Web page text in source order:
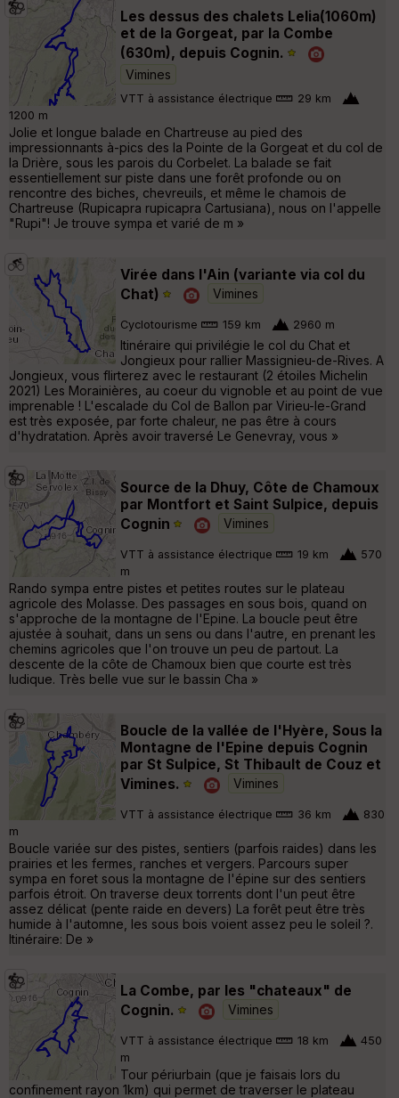
Les dessus des chalets Lelia(1060m)
et de la Gorgeat, par la Combe
(630m), depuis Cognin.
Vimines
VTT à assistance électrique
29 km
1200 m
Jolie et longue balade en Chartreuse au pied des
impressionnants à-pics des la Pointe de la Gorgeat et du col de
la Drière, sous les parois du Corbelet. La balade se fait
essentiellement sur piste dans une forêt profonde ou on
rencontre des biches, chevreuils, et même le chamois de
Chartreuse (Rupicapra rupicapra Cartusiana), nous on l'appelle
"Rupi"! Je trouve sympa et varié de m »
Virée dans l'Ain (variante via col du
Chat)
Vimines
Cyclotourisme 159 km 2960 m
Itinéraire qui privilégie le col du Chat et
Jongieux pour rallier Massignieu-de-Rives. A
Jongieux, vous flirterez avec le restaurant (2 étoiles Michelin
2021) Les Morainières, au coeur du vignoble et au point de vue
imprenable ! L'escalade du Col de Ballon par Virieu-le-Grand
est très exposée, par forte chaleur, ne pas être à cours
d'hydratation. Après avoir traversé Le Genevray, vous »
Source de la Dhuy, Côte de Chamoux
par Montfort et Saint Sulpice, depuis
Cognin
Vimines
VTT à assistance électrique 19 km
570
m
Rando sympa entre pistes et petites routes sur le plateau
agricole des Molasse. Des passages en sous bois, quand on
s'approche de la montagne de l'Epine. La boucle peut être
ajustée à souhait, dans un sens ou dans l'autre, en prenant les
chemins agricoles que l'on trouve un peu de partout. La
descente de la côte de Chamoux bien que courte est très
ludique. Très belle vue sur le bassin Cha »
Boucle de la vallée de l'Hyère, Sous la
Montagne de l'Epine depuis Cognin
par St Sulpice, St Thibault de Couz et
Vimines.
Vimines
VTT à assistance électrique 36 km
830
m
Boucle variée sur des pistes, sentiers (parfois raides) dans les
prairies et les fermes, ranches et vergers. Parcours super
sympa en foret sous la montagne de l'épine sur des sentiers
parfois étroit. On traverse deux torrents dont l'un peut être
assez délicat (pente raide en devers) La forêt peut être très
humide à l'automne, les sous bois voient assez peu le soleil ?.
Itinéraire: De »
La Combe, par les "chateaux" de
Cognin.
Vimines
VTT à assistance électrique 18 km
450
m
Tour périurbain (que je faisais lors du
confinement rayon 1km) qui permet de traverser le plateau